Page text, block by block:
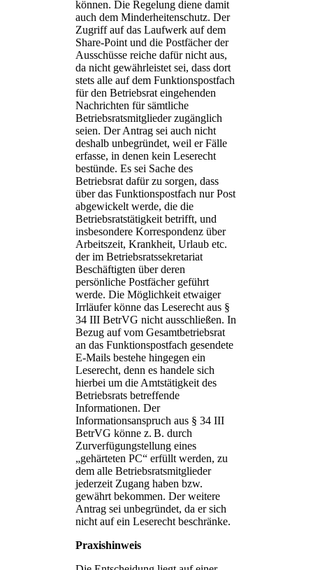
können. Die Regelung diene damit
auch dem Minderheitenschutz. Der
Zugriff auf das Laufwerk auf dem
Share-Point und die Postfächer der
Ausschüsse reiche dafür nicht aus,
da nicht gewährleistet sei, dass dort
stets alle auf dem Funktionspostfach
für den Betriebsrat eingehenden
Nachrichten für sämtliche
Betriebsratsmitglieder zugänglich
seien. Der Antrag sei auch nicht
deshalb unbegründet, weil er Fälle
erfasse, in denen kein Leserecht
bestünde. Es sei Sache des
Betriebsrat dafür zu sorgen, dass
über das Funktionspostfach nur Post
abgewickelt werde, die die
Betriebsratstätigkeit betrifft, und
insbesondere Korrespondenz über
Arbeitszeit, Krankheit, Urlaub etc.
der im Betriebsratssekretariat
Beschäftigten über deren
persönliche Postfächer geführt
werde. Die Möglichkeit etwaiger
Irrläufer könne das Leserecht aus §
34 III BetrVG nicht ausschließen. In
Bezug auf vom Gesamtbetriebsrat
an das Funktionspostfach gesendete
E-Mails bestehe hingegen ein
Leserecht, denn es handele sich
hierbei um die Amtstätigkeit des
Betriebsrats betreffende
Informationen. Der
Informationsanspruch aus § 34 III
BetrVG könne z. B. durch
Zurverfügungstellung eines
„gehärteten PC“ erfüllt werden, zu
dem alle Betriebsratsmitglieder
jederzeit Zugang haben bzw.
gewährt bekommen. Der weitere
Antrag sei unbegründet, da er sich
nicht auf ein Leserecht beschränke.
Praxishinweis